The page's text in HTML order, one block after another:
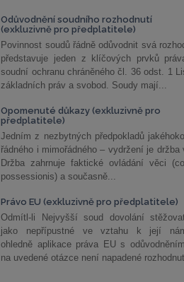
Odůvodnění soudního rozhodnutí
(exkluzivně pro předplatitele)
Povinnost soudů řádně odůvodnit svá
představuje jeden z klíčových prvků
soudní ochranu chráněného čl. 36 odst. 1
základních práv a svobod. Soudy mají...
Opomenuté důkazy (exkluzivně pro
předplatitele)
Jedním z nezbytných předpokladů
řádného i mimořádného – vydržení je držba
Držba zahrnuje faktické ovládání věci
possessionis) a současně...
Právo EU (exkluzivně pro předplatitele)
Odmítl-li Nejvyšší soud dovolání
jako nepřípustné ve vztahu k její
ohledně aplikace práva EU s
na uvedené otázce není napadené